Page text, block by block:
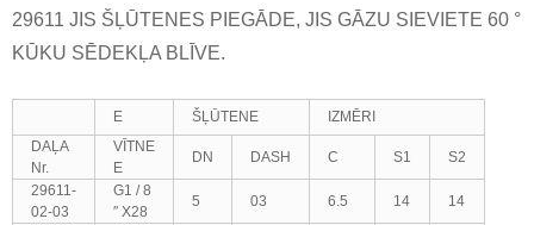
29611 JIS ŠĻŪTENES PIEGĀDE, JIS GĀZU SIEVIETE 60 °
KŪKU SĒDEKĻA BLĪVE.
E ŠĻŪTENE
IZMĒRI
DAĻA
Nr.
VĪTNE
E
DN DASH C S1
S2
29611-
02-03
G1 / 8
″ X28
5 03 6.5 14
14